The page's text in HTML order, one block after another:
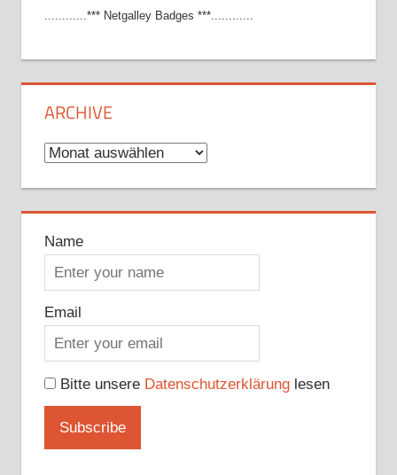
............*** Netgalley Badges ***............
ARCHIVE
Archive
Name
Email
Bitte unsere Datenschutzerklärunglesen